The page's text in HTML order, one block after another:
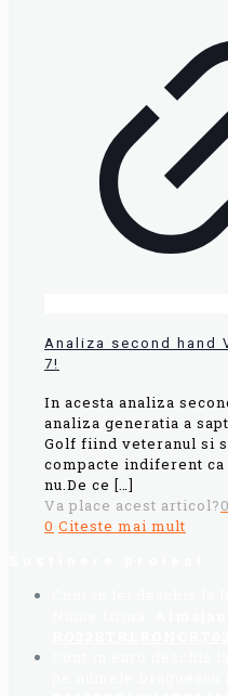
Analiza second hand
7!
In acesta analiza
analiza generatia a
Golf fiind veteranul si
compacte indiferent ca
nu.De ce […]
Va place acest articol?0
0 Citeste mai mult